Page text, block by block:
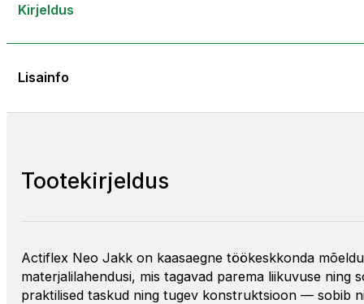
Kirjeldus
Lisainfo
Tootekirjeldus
Actiflex Neo Jakk on kaasaegne töökeskkonda
materjalilahendusi, mis tagavad parema liikuvuse ning
praktilised taskud ning tugev konstruktsioon — sobib